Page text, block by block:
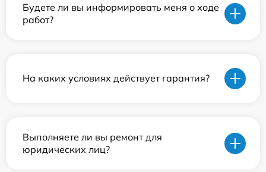
Будете ли вы информировать меня о ходе
работ?
На каких условиях действует гарантия?
Выполняете ли вы ремонт для
юридических лиц?